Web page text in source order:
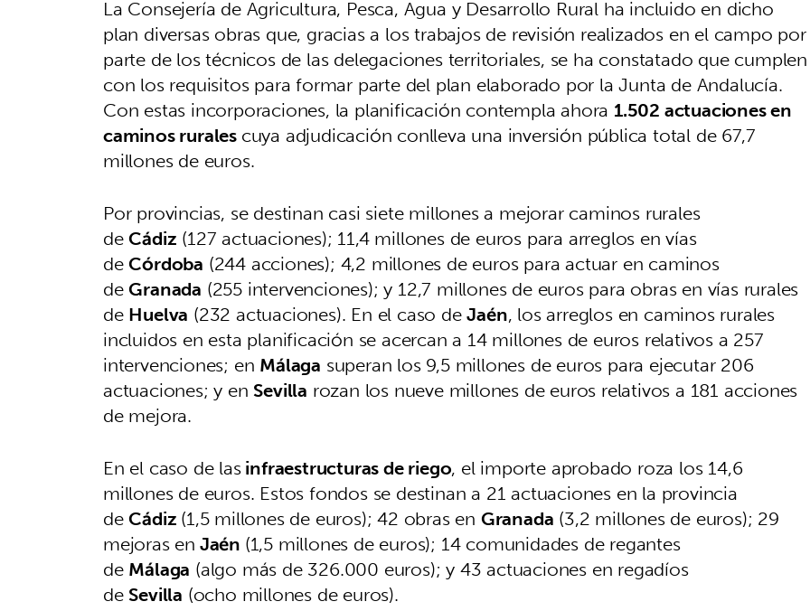
La Consejería de Agricultura, Pesca, Agua y Desarrollo Rural ha incluido en dicho
plan diversas obras que, gracias a los trabajos de revisión realizados en el campo por
parte de los técnicos de las delegaciones territoriales, se ha constatado que cumplen
con los requisitos para formar parte del plan elaborado por la Junta de Andalucía.
Con estas incorporaciones, la planificación contempla ahora 1.502 actuaciones en
caminos ruralescuya adjudicación conlleva una inversión pública total de 67,7
millones de euros.
Por provincias, se destinan casi siete millones a mejorar caminos rurales
deCádiz (127 actuaciones); 11,4 millones de euros para arreglos en vías
deCórdoba (244 acciones); 4,2 millones de euros para actuar en caminos
deGranada (255 intervenciones); y 12,7 millones de euros para obras en vías rurales
deHuelva (232 actuaciones). En el caso deJaén, los arreglos en caminos rurales
incluidos en esta planificación se acercan a 14 millones de euros relativos a 257
intervenciones; en Málaga superan los 9,5 millones de euros para ejecutar 206
actuaciones; y en Sevilla rozan los nueve millones de euros relativos a 181 acciones
de mejora.
En el caso de lasinfraestructuras de riego, el importe aprobado roza los 14,6
millones de euros. Estos fondos se destinan a 21 actuaciones en la provincia
deCádiz(1,5 millones de euros); 42 obras en Granada (3,2 millones de euros); 29
mejoras enJaén (1,5 millones de euros); 14 comunidades de regantes
deMálaga (algo más de 326.000 euros); y 43 actuaciones en regadíos
deSevilla (ocho millones de euros).